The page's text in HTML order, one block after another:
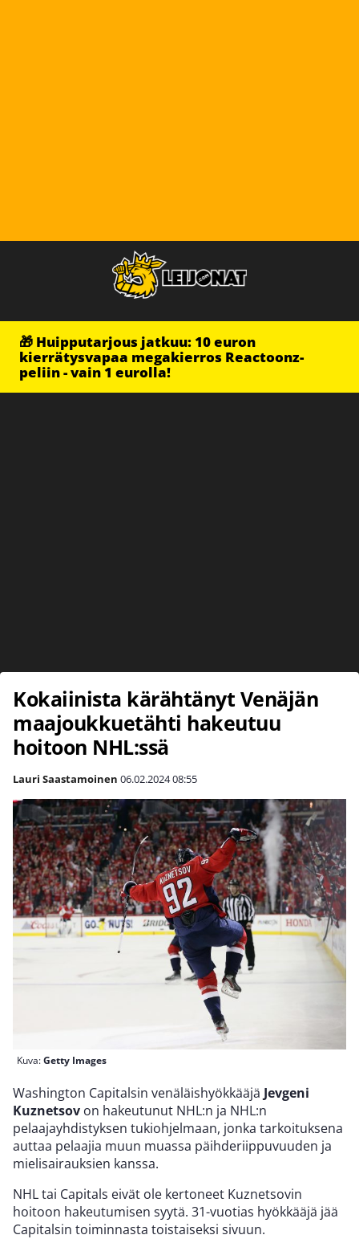
🎁 Huipputarjous jatkuu: 10 euron
kierrätysvapaa megakierros Reactoonz-
peliin - vain 1 eurolla!
Kokaiinista kärähtänyt Venäjän
maajoukkuetähti hakeutuu
hoitoon NHL:ssä
Lauri Saastamoinen 06.02.202408:55
Kuva:Getty Images
Washington Capitalsin venäläishyökkääjä Jevgeni
Kuznetsov on hakeutunut NHL:n ja NHL:n
pelaajayhdistyksen tukiohjelmaan, jonka tarkoituksena
auttaa pelaajia muun muassa päihderiippuvuuden ja
mielisairauksien kanssa.
NHL tai Capitals eivät ole kertoneet Kuznetsovin
hoitoon hakeutumisen syytä. 31-vuotias hyökkääjä jää
Capitalsin toiminnasta toistaiseksi sivuun.